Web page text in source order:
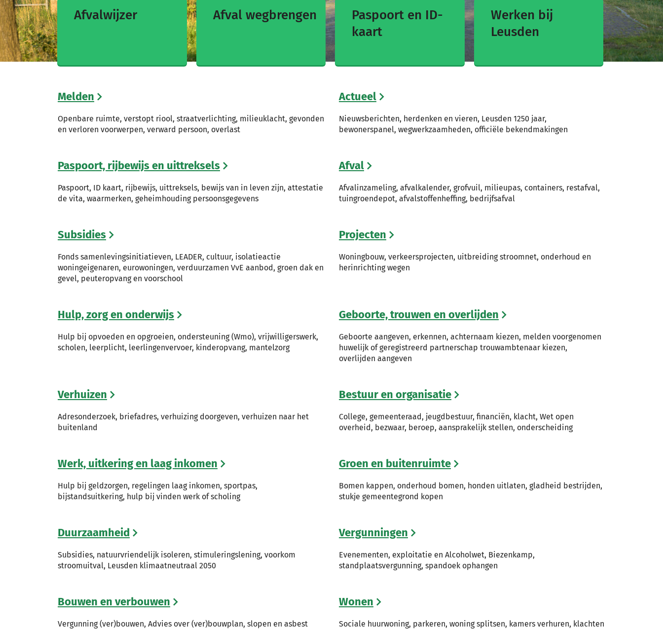
Afvalwijzer Afval wegbrengen
Paspoort en ID-
kaart
Werken bij
Leusden
Melden
Openbare ruimte, verstopt riool, straatverlichting, milieuklacht, gevonden
en verloren voorwerpen, verward persoon, overlast
Actueel
Nieuwsberichten, herdenken en vieren, Leusden 1250 jaar,
bewonerspanel, wegwerkzaamheden, officiële bekendmakingen
Paspoort, rijbewijs en uittreksels
Paspoort, ID kaart, rijbewijs, uittreksels, bewijs van in leven zijn, attestatie
de vita, waarmerken, geheimhouding persoonsgegevens
Afval
Afvalinzameling, afvalkalender, grofvuil, milieupas, containers, restafval,
tuingroendepot, afvalstoffenheffing, bedrijfsafval
Subsidies
Fonds samenlevingsinitiatieven, LEADER, cultuur, isolatieactie
woningeigenaren, eurowoningen, verduurzamen VvE aanbod, groen dak en
gevel, peuteropvang en voorschool
Projecten
Woningbouw, verkeersprojecten, uitbreiding stroomnet, onderhoud en
herinrichting wegen
Hulp, zorg en onderwijs
Hulp bij opvoeden en opgroeien, ondersteuning (Wmo), vrijwilligerswerk,
scholen, leerplicht, leerlingenvervoer, kinderopvang, mantelzorg
Geboorte, trouwen en overlijden
Geboorte aangeven, erkennen, achternaam kiezen, melden voorgenomen
huwelijk of geregistreerd partnerschap trouwambtenaar kiezen,
overlijden aangeven
Verhuizen
Adresonderzoek, briefadres, verhuizing doorgeven, verhuizen naar het
buitenland
Bestuur en organisatie
College, gemeenteraad, jeugdbestuur, financiën, klacht, Wet open
overheid, bezwaar, beroep, aansprakelijk stellen, onderscheiding
Werk, uitkering en laag inkomen
Hulp bij geldzorgen, regelingen laag inkomen, sportpas,
bijstandsuitkering, hulp bij vinden werk of scholing
Groen en buitenruimte
Bomen kappen, onderhoud bomen, honden uitlaten, gladheid bestrijden,
stukje gemeentegrond kopen
Duurzaamheid
Subsidies, natuurvriendelijk isoleren, stimuleringslening, voorkom
stroomuitval, Leusden klimaatneutraal 2050
Vergunningen
Evenementen, exploitatie en Alcoholwet, Biezenkamp,
standplaatsvergunning, spandoek ophangen
Bouwen en verbouwen
Vergunning (ver)bouwen, Advies over (ver)bouwplan, slopen en asbest
Wonen
Sociale huurwoning, parkeren, woning splitsen, kamers verhuren, klachten